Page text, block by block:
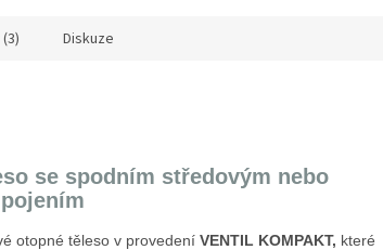
Diskuze
se spodním středovým nebo
otopné těleso v provedení VENTIL KOMPAKT, které